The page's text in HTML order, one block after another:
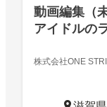
動画編集（
アイドルの
株式会社ONE